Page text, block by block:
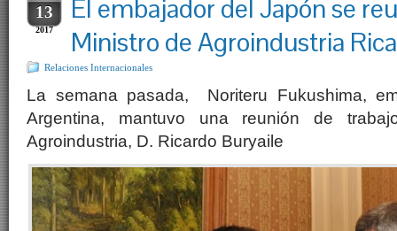
13
2017
El embajador del Japón se
Ministro de Agroindustria
Relaciones Internacionales
La semana pasada, Noriteru Fukushima,
Argentina, mantuvo una reunión de
Agroindustria, D. Ricardo Buryaile